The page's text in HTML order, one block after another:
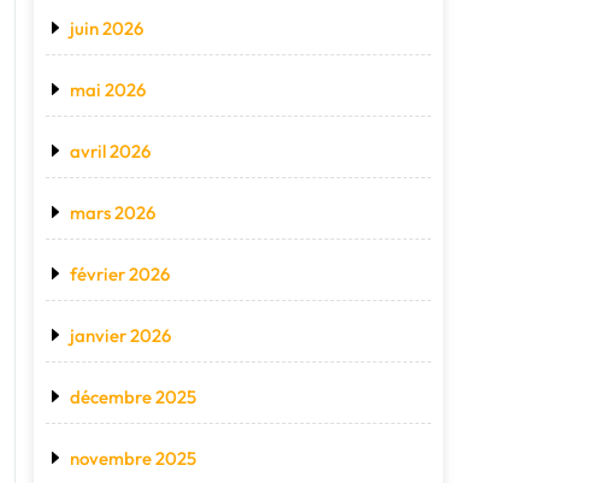
juin 2026
mai 2026
avril 2026
mars 2026
février 2026
janvier 2026
décembre 2025
novembre 2025